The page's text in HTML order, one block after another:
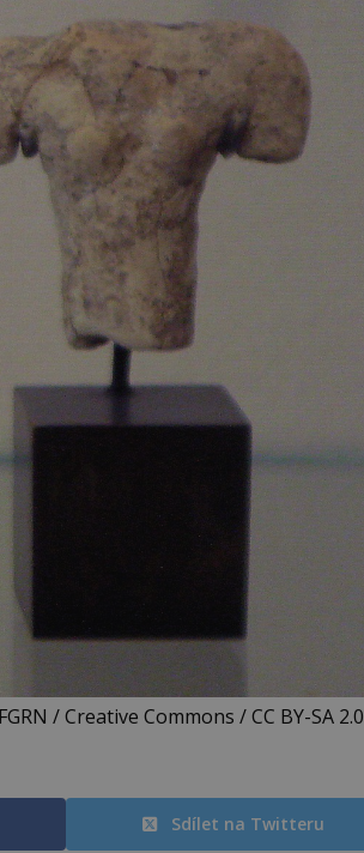
/ Creative Commons / CC BY-SA 2.0
Sdílet na Twitteru